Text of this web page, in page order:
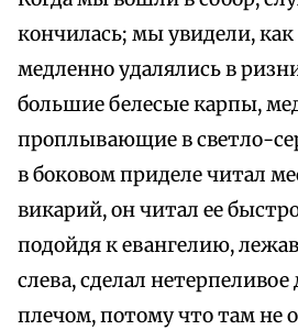
кончилась; мы увидели,
медленно удалялись в
большие белесые карпы,
проплывающие в светло-
в боковом приделе читал
викарий, он читал ее
подойдя к евангелию,
слева, сделал
плечом, потому что там не